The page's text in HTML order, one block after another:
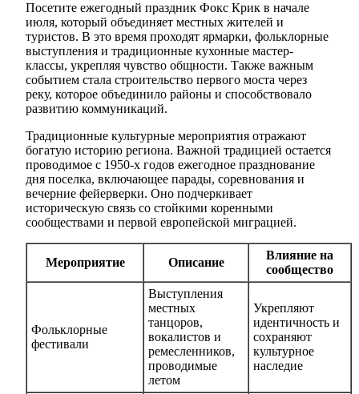
Посетите ежегодный праздник Фокс Крик в начале
июля, который объединяет местных жителей и
туристов. В это время проходят ярмарки, фольклорные
выступления и традиционные кухонные мастер-
классы, укрепляя чувство общности. Также важным
событием стала строительство первого моста через
реку, которое объединило районы и способствовало
развитию коммуникаций.
Традиционные культурные мероприятия отражают
богатую историю региона. Важной традицией остается
проводимое с 1950-х годов ежегодное празднование
дня поселка, включающее парады, соревнования и
вечерние фейерверки. Оно подчеркивает
историческую связь со стойкими коренными
сообществами и первой европейской миграцией.
Мероприятие Описание
Влияние на
сообщество
Фольклорные
фестивали
Выступления
местных
танцоров,
вокалистов и
ремесленников,
проводимые
летом
Укрепляют
идентичность и
сохраняют
культурное
наследие